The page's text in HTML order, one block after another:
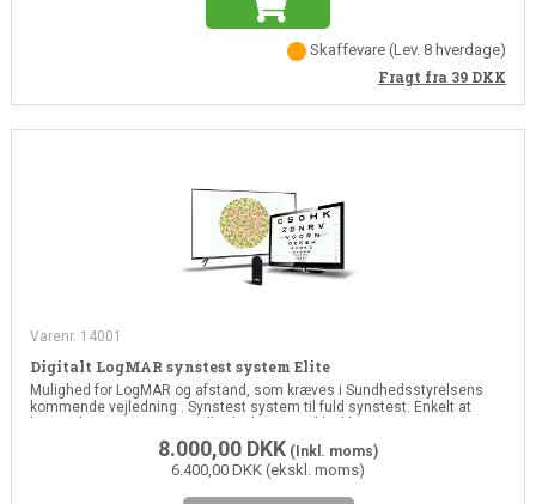
Skaffevare(Lev. 8 hverdage)
Fragt fra 39 DKK
Varenr. 14001
Digitalt LogMAR synstest system Elite
Mulighed for LogMAR og afstand, som kræves i Sundhedsstyrelsens
kommende vejledning . Synstest system til fuld synstest. Enkelt at
bruge til screeninger i sundhedsplejen og i klinikken
8.000,00 DKK (Inkl. moms)
6.400,00 DKK (ekskl. moms)